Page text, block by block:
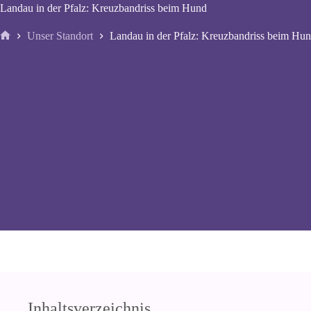
Landau in der Pfalz: Kreuzbandriss beim Hund
Unser Standort Landau in der Pfalz: Kreuzbandriss beim